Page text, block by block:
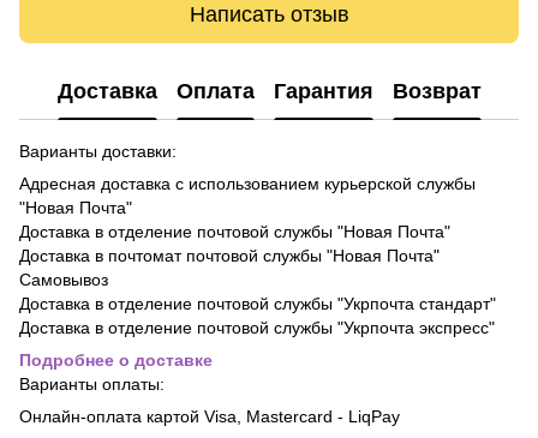
Написать отзыв
Доставка Оплата Гарантия Возврат
Варианты доставки:
Адресная доставка с использованием курьерской службы
"Новая Почта"
Доставка в отделение почтовой службы "Новая Почта"
Доставка в почтомат почтовой службы "Новая Почта"
Самовывоз
Доставка в отделение почтовой службы "Укрпочта стандарт"
Доставка в отделение почтовой службы "Укрпочта экспресс"
Подробнее о доставке
Варианты оплаты:
Онлайн-оплата картой Visa, Mastercard - LiqPay